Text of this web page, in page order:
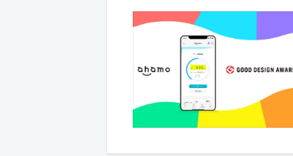
験を、これから大きな発展が見込
南アジア領域にブランチを広げ、
み上げながらデザインのケイパビ